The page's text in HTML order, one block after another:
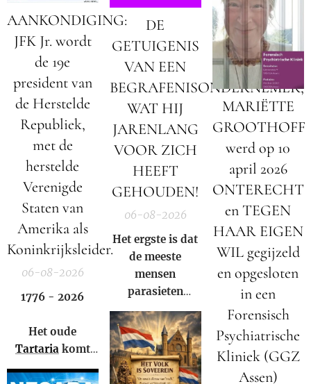
AANKONDIGING:
JFK Jr. wordt
de 19e
president van
de Herstelde
Republiek,
met de
herstelde
Verenigde
Staten van
Amerika als
Koninkrijksleider.
06-08-2026
1776 - 2026
Het oude
Tartariakomt
weer tot leven!
DE
GETUIGENIS
VAN EEN
BEGRAFENISONDERNEMER;
WAT HIJ
JARENLANG
VOOR ZICH
HEEFT
GEHOUDEN!
06-08-2026
Het ergste is dat
de meeste
mensen
parasieten
hebben – en het
niet eens weten.
MARIËTTE
GROOTHOFF
werd op 10
april 2026
ONTERECHT
en TEGEN
HAAR EIGEN
WIL gegijzeld
en opgesloten
in een
Forensisch
Psychiatrische
Kliniek (GGZ
Assen)